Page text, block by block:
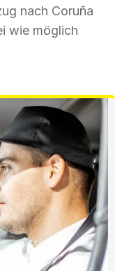
nach Coruña
wie möglich